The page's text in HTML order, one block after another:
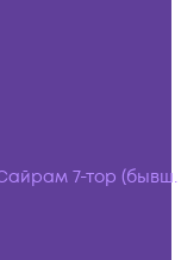
7-тор (бывш.